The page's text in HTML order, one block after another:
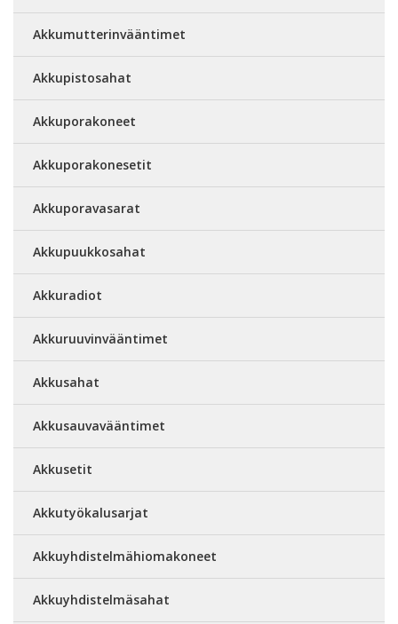
Akkumutterinvääntimet
Akkupistosahat
Akkuporakoneet
Akkuporakonesetit
Akkuporavasarat
Akkupuukkosahat
Akkuradiot
Akkuruuvinvääntimet
Akkusahat
Akkusauvavääntimet
Akkusetit
Akkutyökalusarjat
Akkuyhdistelmähiomakoneet
Akkuyhdistelmäsahat